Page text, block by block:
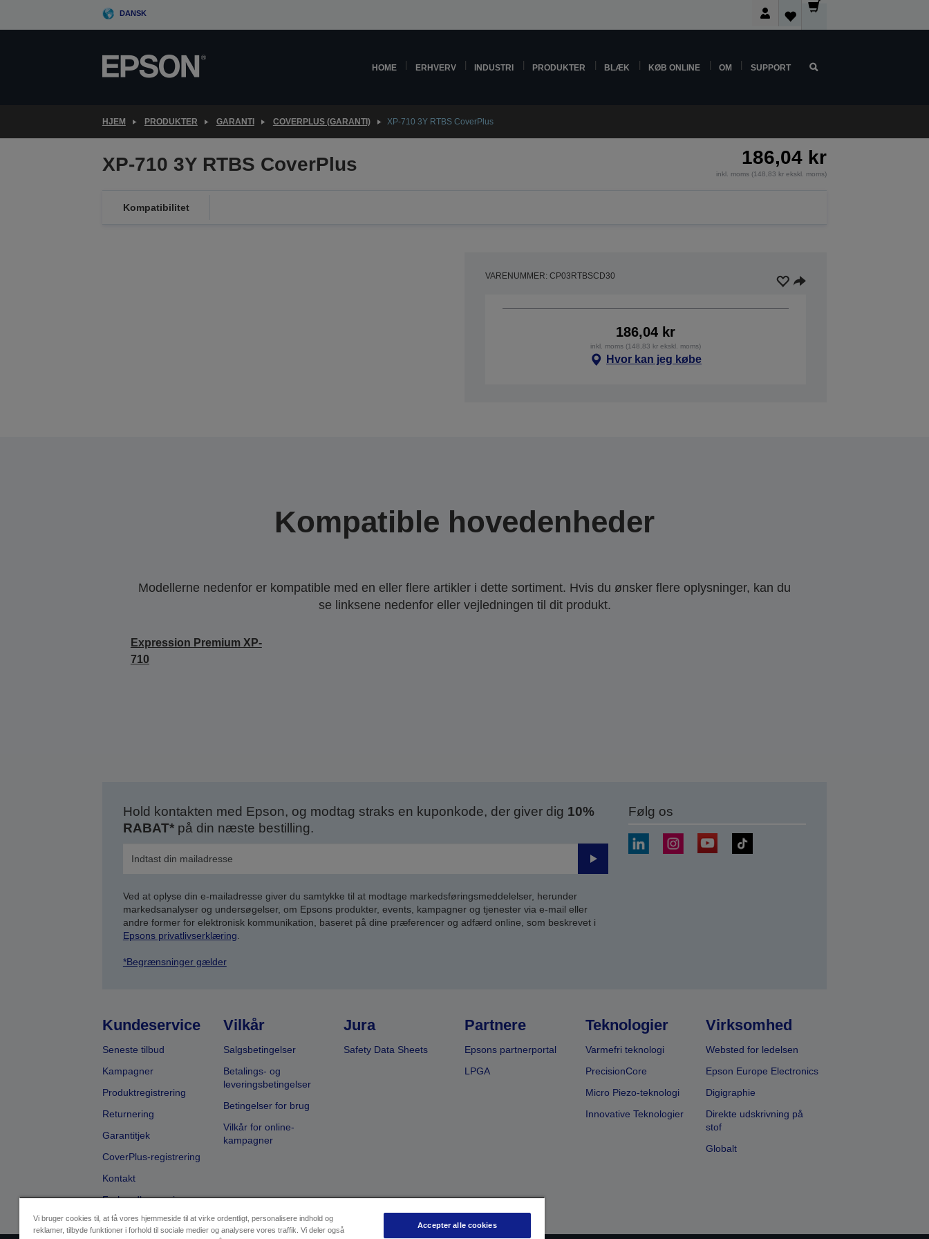
DANSK
HOME ERHVERV INDUSTRI PRODUKTER BLÆK KØB ONLINE OM SUPPORT
HJEM PRODUKTER GARANTI COVERPLUS (GARANTI) XP-710 3Y RTBS CoverPlus
XP-710 3Y RTBS CoverPlus 186,04 kr
inkl. moms (148,83 kr ekskl. moms)
Kompatibilitet
VARENUMMER: CP03RTBSCD30
186,04 kr
inkl. moms (148,83 kr ekskl. moms)
Hvor kan jeg købe
Kompatible hovedenheder
Modellerne nedenfor er kompatible med en eller flere artikler i dette sortiment. Hvis du ønsker flere oplysninger, kan du
se linksene nedenfor eller vejledningen til dit produkt.
Expression Premium XP-
710
Hold kontakten med Epson, og modtag straks en kuponkode, der giver dig 10%
RABAT*på din næste bestilling.
Send
Ved at oplyse din e-mailadresse giver du samtykke til at modtage markedsføringsmeddelelser, herunder
markedsanalyser og undersøgelser, om Epsons produkter, events, kampagner og tjenester via e-mail eller
andre former for elektronisk kommunikation, baseret på dine præferencer og adfærd online, som beskrevet i
Epsons privatlivserklæring
*Begrænsninger gælder
Følg os
Kundeservice
Seneste tilbud
Kampagner
Produktregistrering
Returnering
Garantitjek
CoverPlus-registrering
Kontakt
Forhandlersøgning
Vilkår
Salgsbetingelser
Betalings- og
leveringsbetingelser
Betingelser for brug
Vilkår for online-
kampagner
Jura
Safety Data Sheets
Partnere
Epsons partnerportal
LPGA
Teknologier
Varmefri teknologi
PrecisionCore
Micro Piezo-teknologi
Innovative Teknologier
Virksomhed
Websted for ledelsen
Epson Europe Electronics
Digigraphie
Direkte udskrivning på
stof
Globalt
Vi bruger cookies til, at få vores hjemmeside til at virke ordentligt, personalisere indhold og
reklamer, tilbyde funktioner i forhold til sociale medier og analysere vores traffik. Vi deler også
Accepter alle cookies